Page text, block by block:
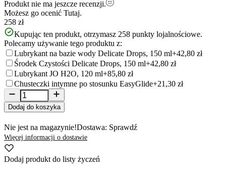
Produkt nie ma jeszcze recenzji.
Możesz go ocenić Tutaj.
258 zł
Kupując ten produkt, otrzymasz 258 punkty lojalnościowe.
Polecamy używanie tego produktu z:
Lubrykant na bazie wody Delicate Drops, 150 ml+42,80 zł
Środek Czystości Delicate Drops, 150 ml+42,80 zł
Lubrykant JO H2O, 120 ml+85,80 zł
Chusteczki intymne po stosunku EasyGlide+21,30 zł
Dodaj do koszyka
Nie jest na magazynie!Dostawa: Sprawdź
Więcej informacji o dostawie
Dodaj produkt do listy życzeń